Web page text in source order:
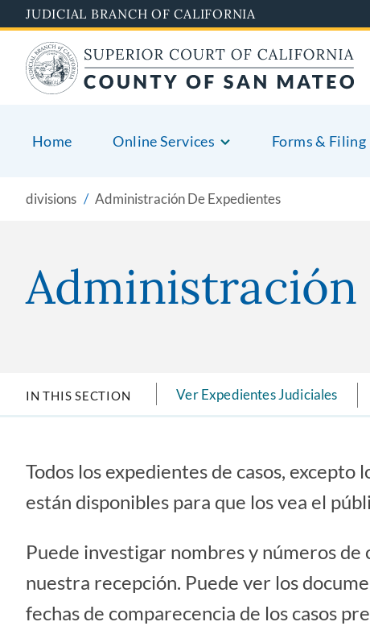
to
main
content
JUDICIAL BRANCH OF CALIFORNIA
Home Online Services Forms & Filing
divisions Administración De Expedientes
Administración
IN THIS SECTION Ver Expedientes Judiciales
Todos los expedientes de casos,
están disponibles para que los vea el
Puede investigar nombres y números de
nuestra recepción. Puede ver los
fechas de comparecencia de los casos